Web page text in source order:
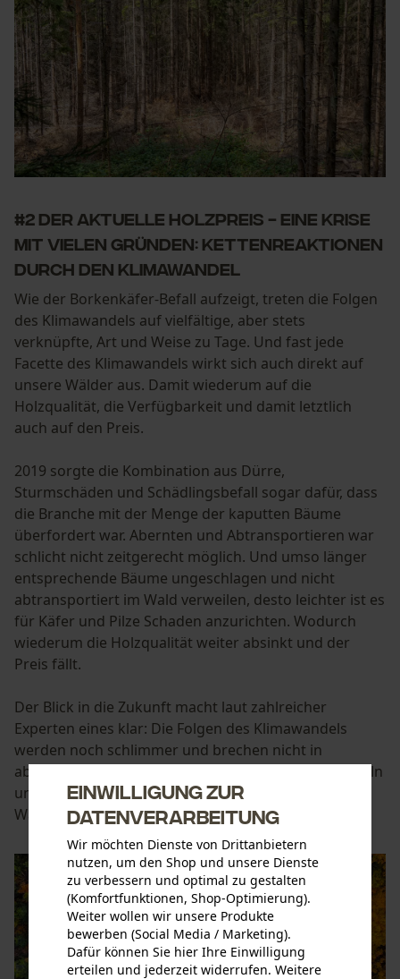
#2 Der aktuelle Holzpreis - eine Krise
mit vielen Gründen: Kettenreaktionen
durch den Klimawandel
Wie der Borkenkäfer-Befall aufzeigt, treten die Folgen
des Klimawandels auf vielfältige, aber stets
verknüpfte, Art und Weise zu Tage. Und fast jede
Facette des Klimawandels wirkt sich auch direkt auf
unsere Wälder aus. Damit wiederum auf die
Holzqualität, die Verfügbarkeit und damit letztlich
auch auf den Preis.
2019 sorgte die Kombination aus Dürre,
Sturmschäden und Schädlingsbefall sogar dafür, dass
die Branche mit der Menge der kaputten Bäume
überfordert war. Abernten und Abtransportieren war
schlicht nicht zeitgerecht möglich. Und umso länger
entsprechende Bäume ungeschlagen und nicht
abtransportiert im Wald verweilen, desto leichter ist es
für Käfer und Pilze Schaden anzurichten. Wodurch
wiederum die Holzqualität weiter absinkt und der
Preis fällt.
Der Blick in die Zukunft macht laut zahlreicher
Experten eines klar: Die Folgen des Klimawandels
werden noch schlimmer und brechen nicht in
absehbarer Zeit ab. Es ist also wichtig, jetzt zu handeln
und vorzusorgen. Doch welche Möglichkeiten haben
Waldbesitzer und Förster?
Einwilligung zur
Datenverarbeitung
Wir möchten Dienste von Drittanbietern
nutzen, um den Shop und unsere Dienste
zu verbessern und optimal zu gestalten
(Komfortfunktionen, Shop-Optimierung).
Weiter wollen wir unsere Produkte
bewerben (Social Media / Marketing).
Dafür können Sie hier Ihre Einwilligung
erteilen und jederzeit widerrufen. Weitere